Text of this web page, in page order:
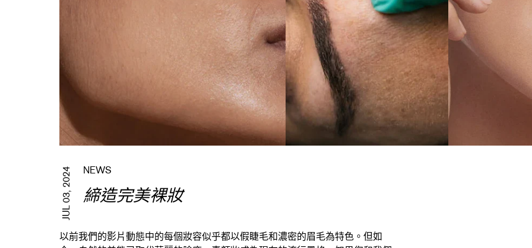
JUL 03, 2024 NEWS
締造完美裸妝
以前我們的影片動態中的每個妝容似乎都以假睫毛和濃密的眉毛為特色。但如